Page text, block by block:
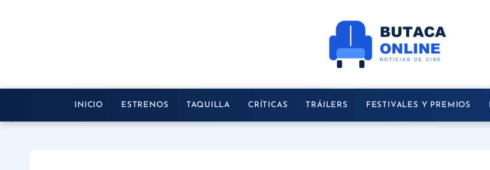
INICIO ESTRENOS TAQUILLA CRÍTICAS TRÁILERS FESTIVALES Y PREMIOS